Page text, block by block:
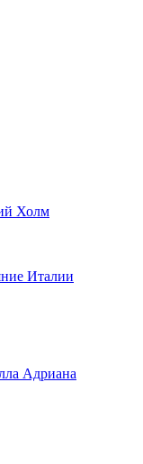
Холм
Италии
Адриана